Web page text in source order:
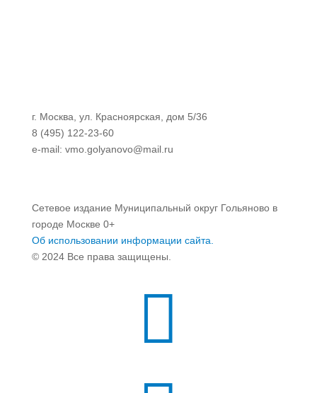
г. Москва, ул. Красноярская, дом 5/36
8 (495) 122-23-60
e-mail: vmo.golyanovo@mail.ru
Сетевое издание Муниципальный округ Гольяново в
городе Москве 0+
Об использовании информации сайта.
© 2024 Все права защищены.
